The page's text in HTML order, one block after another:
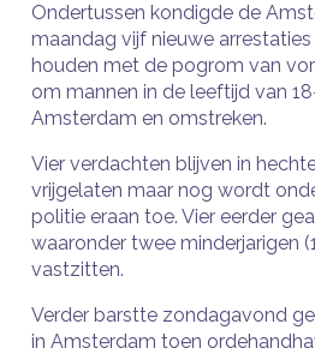
Ondertussen kondigde de
maandag vijf nieuwe
houden met de pogrom van
om mannen in de leeftijd van
Amsterdam en omstreken.
Vier verdachten blijven in
vrijgelaten maar nog wordt
politie eraan toe. Vier eerder
waaronder twee minderjarigen
vastzitten.
Verder barstte zondagavond
in Amsterdam toen